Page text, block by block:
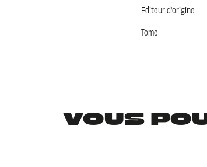
Editeur d'origine
Tome
VOUS